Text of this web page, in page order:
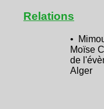
Relations
•
Moïse
de
Alger